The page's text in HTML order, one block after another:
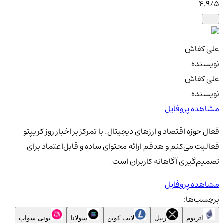
4.9/5
علی کفاش
نویسنده
علی کفاش
نویسنده
مشاهده پروفایل
فعال حوزه اقتصاد و ارزهای دیجیتال. با تمرکز بر اخبار روز کریپتو
فعالیت می‌کنم و هدفم ارائه محتوای ساده و قابل‌اعتماد برای
تصمیم‌گیری آگاهانه کاربران است.
مشاهده پروفایل
برچسب‌ها:
اتریوم ریپل لایت کوین سولانا یونی سواپ